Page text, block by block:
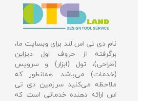
نام دی تی اس لند برای وبسایت ما،
برگرفته از حروف اول دیزاین
(طراحی)، تول (ابزار) و سرویس
(خدمات) می‌باشد. همانطور که
ملاحظه می‌کنید سرزمین دی تی
اس ارائه دهنده خدماتی است که